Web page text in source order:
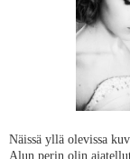
Näissä yllä olevissa
Alun perin olin